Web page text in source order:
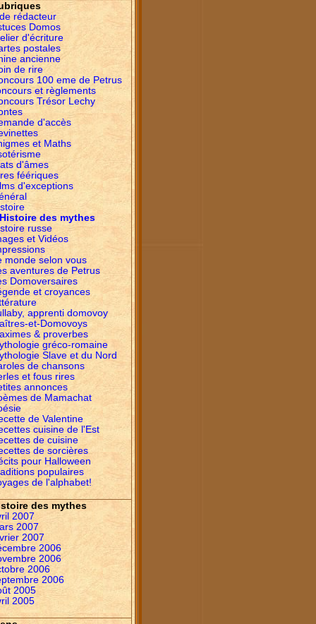
rédacteur
Domos
d'écriture
postales
ancienne
de rire
100 eme de Petrus
et règlements
Trésor Lechy
d'accès
et Maths
d'âmes
féériques
d'exceptions
Histoire des mythes
russe
et Vidéos
monde selon vous
aventures de Petrus
Domoversaires
et croyances
apprenti domovoy
et-Domovoys
& proverbes
gréco-romaine
Slave et du Nord
de chansons
et fous rires
annonces
de Mamachat
de Valentine
cuisine de l'Est
de cuisine
de sorcières
pour Halloween
populaires
de l'alphabet!
des mythes
2007
2007
2007
2006
2006
2006
2006
2005
2005